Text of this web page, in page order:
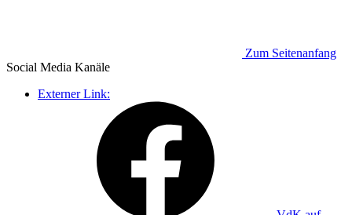
Zum Seitenanfang
Social Media Kanäle
Externer Link: